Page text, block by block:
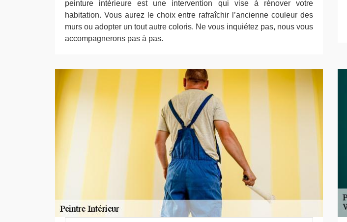
peinture intérieure est une intervention qui vise à rénover votre
habitation. Vous aurez le choix entre rafraîchir l’ancienne couleur des
murs ou adopter un tout autre coloris. Ne vous inquiétez pas, nous vous
accompagnerons pas à pas.